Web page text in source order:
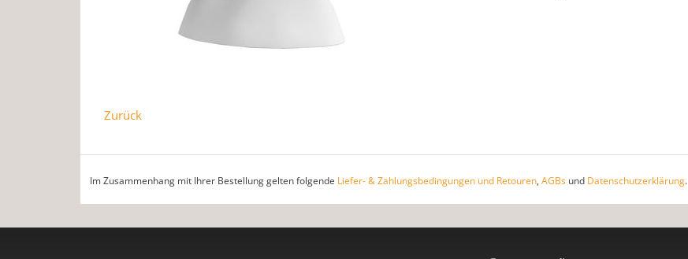
Zurück
Im Zusammenhang mit Ihrer Bestellung gelten folgende Liefer- & Zahlungsbedingungen und Retouren, AGBs und Datenschutzerklärung.